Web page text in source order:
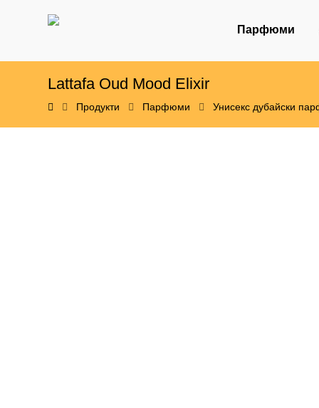
Парфюми
Lattafa Oud Mood Elixir
Продукти Парфюми Унисекс дубайски